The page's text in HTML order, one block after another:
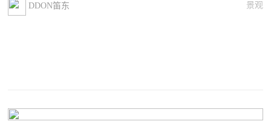
DDON笛东 景观